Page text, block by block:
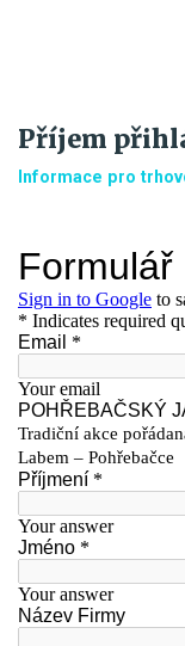
Příjem
Informace pro